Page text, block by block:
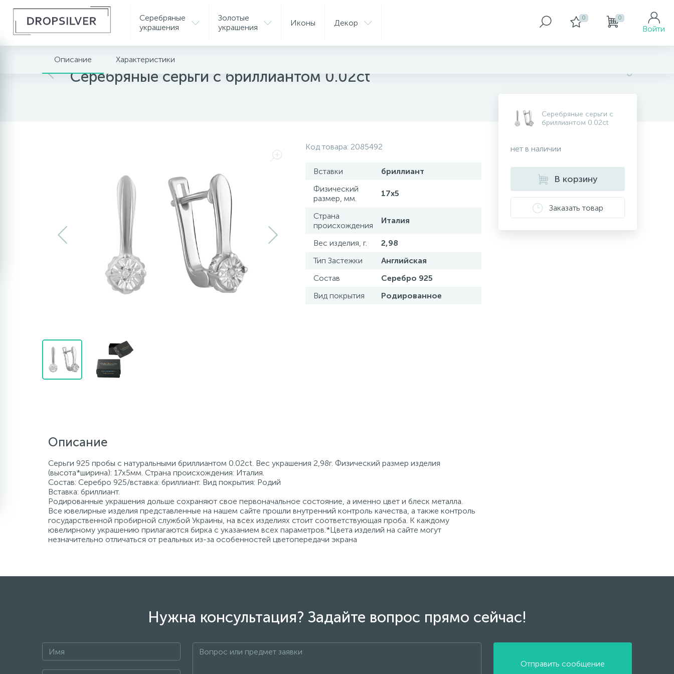
Серебряные
украшения
Золотые
украшения
Иконы Декор 0 0
Войти
Главная Серебряные украшения
Серебряные серьги с бриллиантом 0.02ct
Описание Характеристики
Код товара: 2085492
Вставки
бриллиант
Физический
размер, мм.
17х5
Страна
происхождения
Италия
Вес изделия, г.
2,98
Тип Застежки
Английская
Состав
Серебро 925
Вид покрытия
Родированное
Описание
Серьги 925 пробы с натуральными бриллиантом 0.02ct. Вес украшения 2,98г. Физический размер изделия
(высота*ширина): 17х5мм. Страна происхождения: Италия.
Состав: Серебро 925/вставка: бриллиант. Вид покрытия: Родий
Вставка: бриллиант.
Родированные украшения дольше сохраняют свое первоначальное состояние, а именно цвет и блеск металла.
Все ювелирные изделия представленные на нашем сайте прошли внутренний контроль качества, а также контроль
государственной пробирной службой Украины, на всех изделиях стоит соответствующая проба. К каждому
ювелирному украшению прилагаются бирка с указанием всех параметров.*Цвета изделий на сайте могут
незначительно отличаться от реальных из-за особенностей цветопередачи экрана
Серебряные серьги с
бриллиантом 0.02ct
нет в наличии
В корзину
Заказать товар
Нужна консультация? Задайте вопрос прямо сейчас!
Отправить сообщение